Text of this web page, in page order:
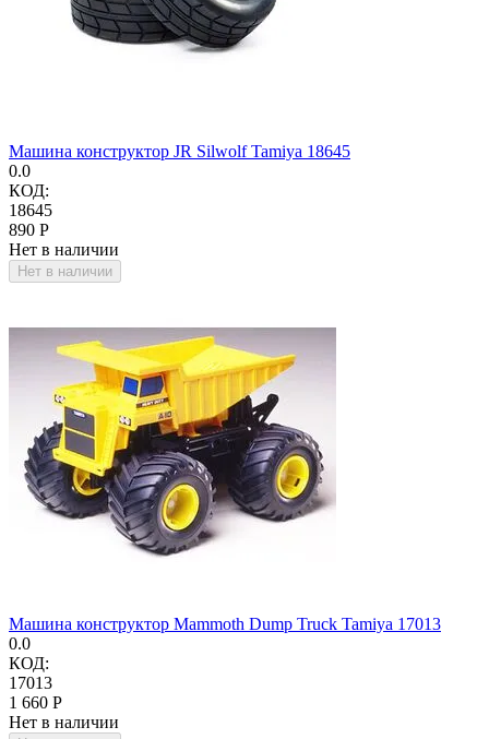
Машина конструктор JR Silwolf Tamiya 18645
0.0
КОД:
18645
‍890‍ Р
Нет в наличии
Нет в наличии
Машина конструктор Mammoth Dump Truck Tamiya 17013
0.0
КОД:
17013
1 660 Р
Нет в наличии